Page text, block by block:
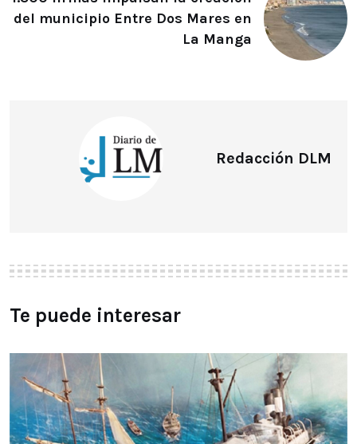
del municipio Entre Dos Mares en
La Manga
Redacción DLM
Te puede interesar